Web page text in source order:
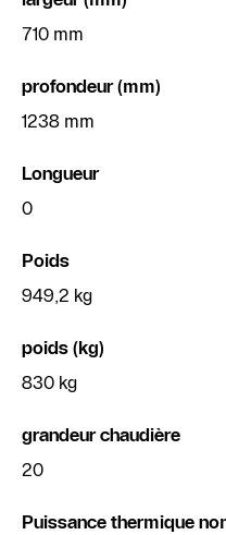
710 mm
profondeur (mm)
1238 mm
Longueur
0
Poids
949,2 kg
poids (kg)
830 kg
grandeur chaudière
20
Puissance thermique